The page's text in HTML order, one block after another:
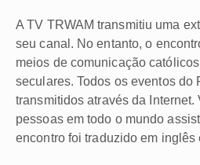
A TV TRWAM transmitiu uma
seu canal. No entanto, o
meios de comunicação
seculares. Todos os eventos do
transmitidos através da
pessoas em todo o mundo
encontro foi traduzido em inglês